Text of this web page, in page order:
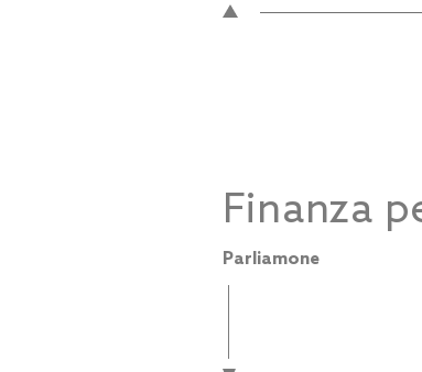
Finanza
Parliamone